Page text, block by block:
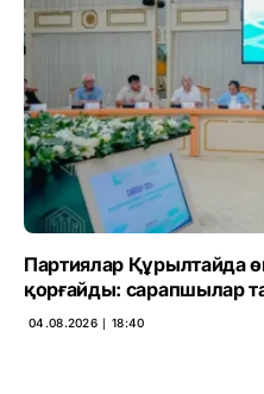
Партиялар Құрылтайда
қорғайды: сарапшылар
04.08.2026 ∣ 18:40